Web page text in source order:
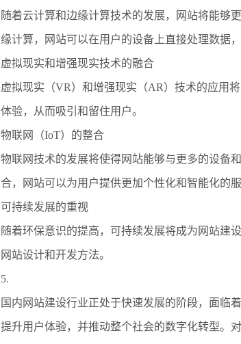
随着云计算和边缘计算技术的发展，网站将能够
缘计算，网站可以在用户的设备上直接处理数据
虚拟现实和增强现实技术的融合
虚拟现实（VR）和增强现实（AR）技术的应用
体验，从而吸引和留住用户。
物联网（IoT）的整合
物联网技术的发展将使得网站能够与更多的设备
合，网站可以为用户提供更加个性化和智能化的服
可持续发展的重视
随着环保意识的提高，可持续发展将成为网站建
网站设计和开发方法。
5.
国内网站建设行业正处于快速发展的阶段，面临
提升用户体验，并推动整个社会的数字化转型。